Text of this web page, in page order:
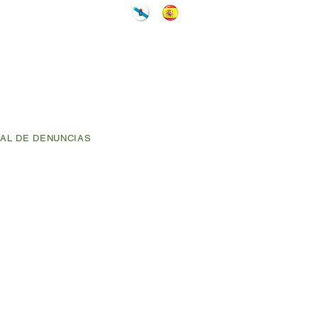
DE DENUNCIAS